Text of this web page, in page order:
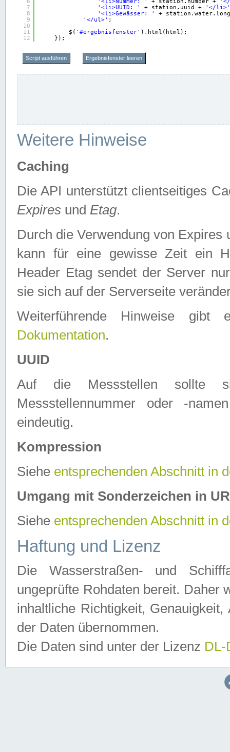
7
8
9
10
11
12
'<li>UUID: '
+ station.uuid +
'</li>'
'<li>Gewässer: '
+
'</ul>' ;
$( '#ergebnisfenster' ).html(html);
});
Script ausführen Ergebnisfenster leeren
Weitere Hinweise
Caching
Die API unterstützt clientseitiges
Expires und Etag.
Durch die Verwendung von
kann für eine gewisse Zeit ein
Header Etag sendet der Server
sie sich auf der Serverseite
Weiterführende Hinweise
Dokumentation.
UUID
Auf die Messstellen sollte
Messstellennummer oder -
eindeutig.
Kompression
Siehe entsprechenden Abschnitt in
Umgang mit Sonderzeichen in
Siehe entsprechenden Abschnitt in
Haftung und Lizenz
Die Wasserstraßen- und
ungeprüfte Rohdaten bereit. Daher
inhaltliche Richtigkeit,
der Daten übernommen.
Die Daten sind unter der Lizenz